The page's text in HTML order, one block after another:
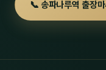
📞 송파나루역 출장